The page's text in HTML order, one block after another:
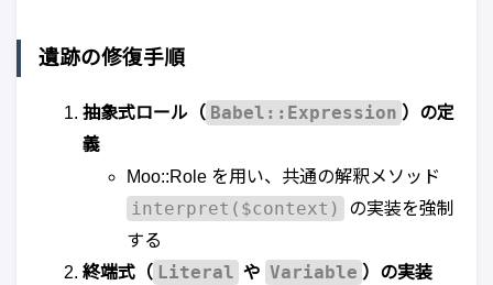
遺跡の修復手順
抽象式ロール（ Babel::Expression ）の定
義
Moo::Role を用い、共通の解釈メソッド
interpret($context)
の実装を強制
する
終端式（ Literal や Variable ）の実装